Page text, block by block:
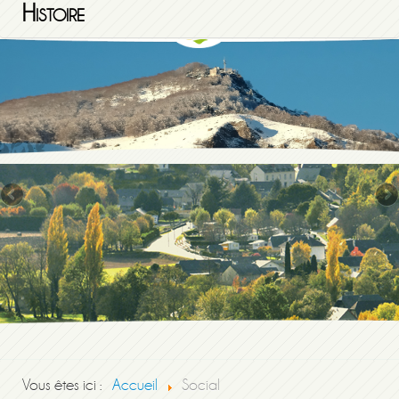
Histoire
Vous êtes ici : Accueil Social